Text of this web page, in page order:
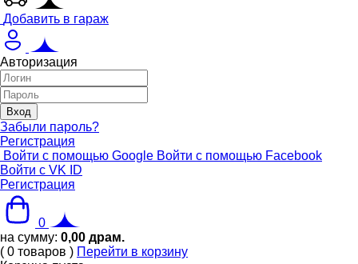
Добавить в гараж
Авторизация
Забыли пароль?
Регистрация
Войти с помощью Google Войти с помощью Facebook
Войти с VK ID
Регистрация
0
на сумму: 0,00 драм.
( 0 товаров ) Перейти в корзину